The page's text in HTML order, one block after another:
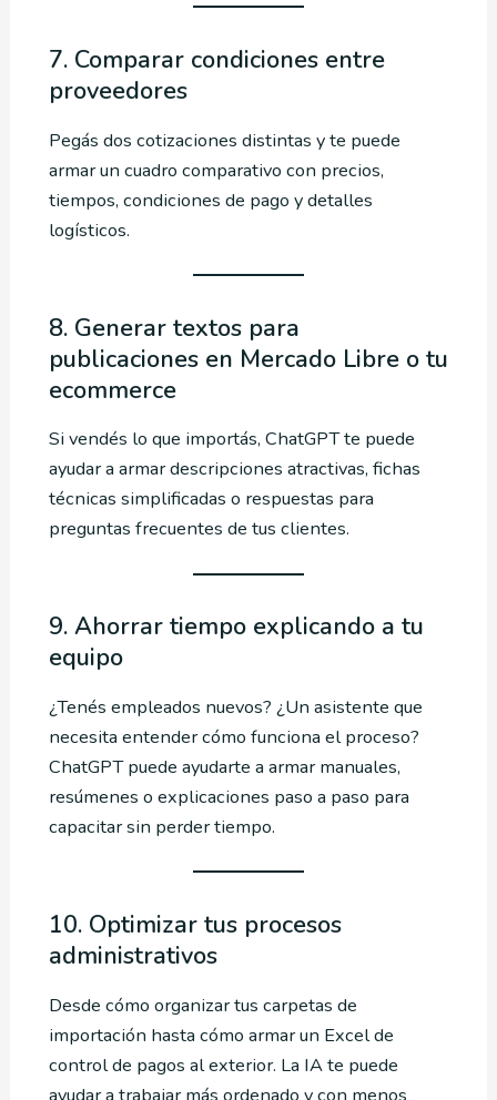
7. Comparar condiciones entre
proveedores
Pegás dos cotizaciones distintas y te puede
armar un cuadro comparativo con precios,
tiempos, condiciones de pago y detalles
logísticos.
8. Generar textos para
publicaciones en Mercado Libre o tu
ecommerce
Si vendés lo que importás, ChatGPT te puede
ayudar a armar descripciones atractivas, fichas
técnicas simplificadas o respuestas para
preguntas frecuentes de tus clientes.
9. Ahorrar tiempo explicando a tu
equipo
¿Tenés empleados nuevos? ¿Un asistente que
necesita entender cómo funciona el proceso?
ChatGPT puede ayudarte a armar manuales,
resúmenes o explicaciones paso a paso para
capacitar sin perder tiempo.
10. Optimizar tus procesos
administrativos
Desde cómo organizar tus carpetas de
importación hasta cómo armar un Excel de
control de pagos al exterior. La IA te puede
ayudar a trabajar más ordenado y con menos